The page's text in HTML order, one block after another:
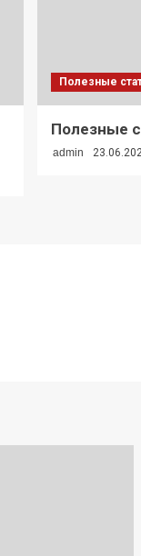
Полезные
Полезные
admin